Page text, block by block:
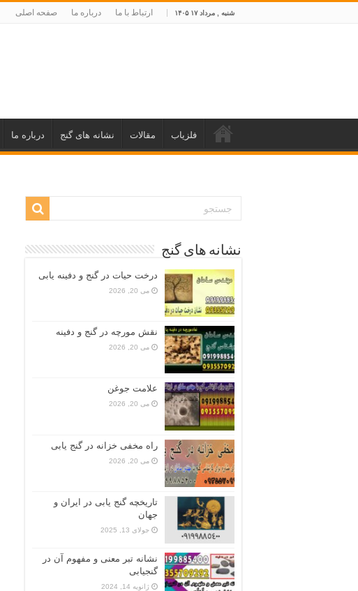
شنبه , مرداد ۱۷ ۱۴۰۵ ارتباط با ما درباره ما صفحه اصلی
فلزیاب مقالات نشانه های گنج درباره ما
نشانه های گنج
درخت حیات در گنج و دفینه یابی
می 20, 2026
نقش مورچه در گنج و دفینه
می 20, 2026
علامت جوغن
می 20, 2026
راه مخفی خزانه در گنج یابی
می 20, 2026
تاریخچه گنج‌ یابی در ایران و
جهان
جولای 13, 2025
نشانه تبر معنی و مفهوم آن در
گنجیابی
ژانویه 14, 2024